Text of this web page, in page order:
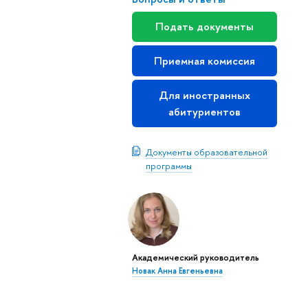
Подать документы
Приемная комиссия
Для иностранных
абитуриентов
Документы образовательной
программы
Академический руководитель
Новак Анна Евгеньевна